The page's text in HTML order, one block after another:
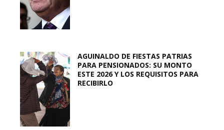
AGUINALDO DE FIESTAS PATRIAS
PARA PENSIONADOS: SU MONTO
ESTE 2026 Y LOS REQUISITOS PARA
RECIBIRLO